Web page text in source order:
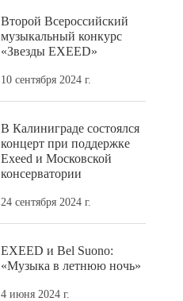
Второй Всероссийский
музыкальный конкурс
«Звезды EXEED»
10 сентября 2024 г.
В Калиниграде состоялся
концерт при поддержке
Exeed и Московской
консерватории
24 сентября 2024 г.
EXEED и Bel Suono:
«Музыка в летнюю ночь»
4 июня 2024 г.